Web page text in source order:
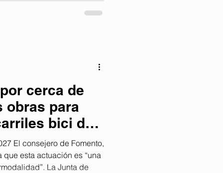
en las que la actividad
cerca de
obras para
bici de
El consejero de Fomento,
que esta actuación es “una
La Junta de